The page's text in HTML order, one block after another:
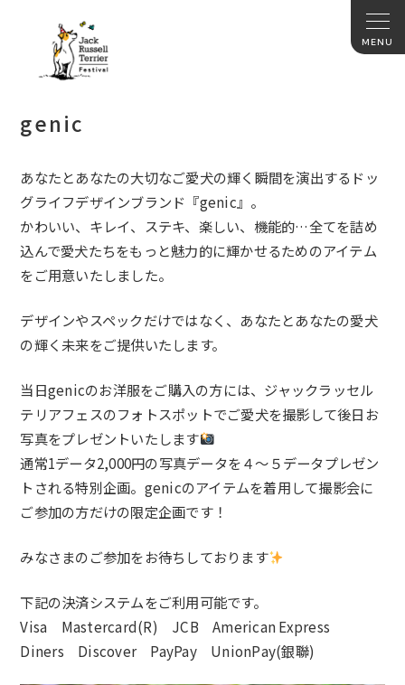
genic
あなたとあなたの大切なご愛犬の輝く瞬間を演出するドッ
グライフデザインブランド『genic』。
かわいい、キレイ、ステキ、楽しい、機能的…全てを詰め
込んで愛犬たちをもっと魅力的に輝かせるためのアイテム
をご用意いたしました。
デザインやスペックだけではなく、あなたとあなたの愛犬
の輝く未来をご提供いたします。
当日genicのお洋服をご購入の方には、ジャックラッセル
テリアフェスのフォトスポットでご愛犬を撮影して後日お
写真をプレゼントいたします
通常1データ2,000円の写真データを４〜５データプレゼン
トされる特別企画。genicのアイテムを着用して撮影会に
ご参加の方だけの限定企画です！
みなさまのご参加をお待ちしております
下記の決済システムをご利用可能です。
Visa Mastercard(R) JCB American Express
Diners Discover PayPay UnionPay(銀聯)